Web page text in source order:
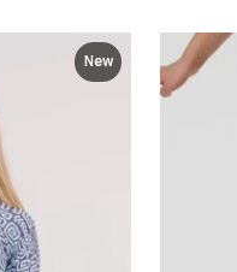
New